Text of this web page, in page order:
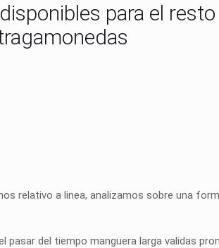
para el
relativo a linea, analizamos sobre una
pasar del tiempo manguera larga validas